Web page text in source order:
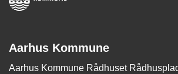
Aarhus Kommune
Aarhus Kommune Rådhuset